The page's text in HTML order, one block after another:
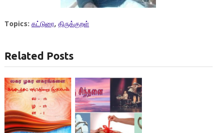
Topics: கட்டுரை, திருக்குறள்
Related Posts